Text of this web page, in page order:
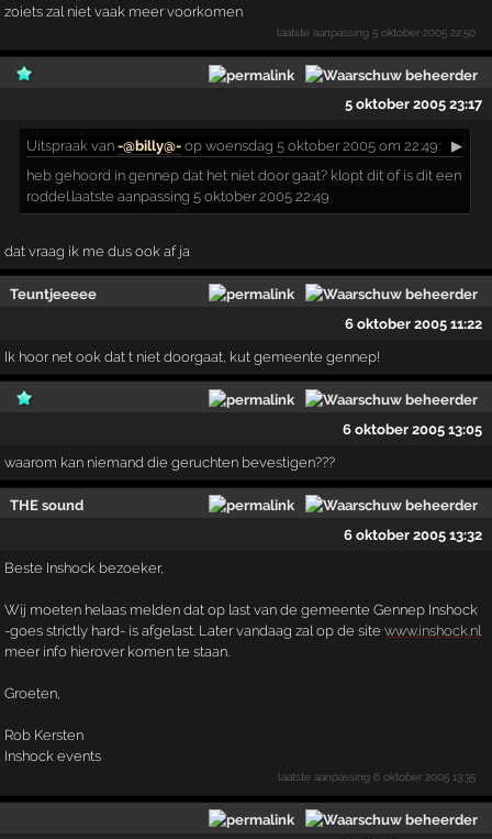
zoiets zal niet vaak meer voorkomen
laatste aanpassing5 oktober 2005 22:50
5 oktober 2005 23:17
Uitspraak van-@billy@- op woensdag 5 oktober 2005 om 22:49:
▶
heb gehoord in gennep dat het niet door gaat? klopt dit of is dit een
roddel.laatste aanpassing 5 oktober 2005 22:49
dat vraag ik me dus ook af ja
Teuntjeeeee
6 oktober 2005 11:22
Ik hoor net ook dat t niet doorgaat, kut gemeente gennep!
6 oktober 2005 13:05
waarom kan niemand die geruchten bevestigen???
THE sound
6 oktober 2005 13:32
Beste Inshock bezoeker,
Wij moeten helaas melden dat op last van de gemeente Gennep Inshock
-goes strictly hard- is afgelast. Later vandaag zal op de site www.inshock.nl
meer info hierover komen te staan.
Groeten,
Rob Kersten
Inshock events
laatste aanpassing6 oktober 2005 13:35